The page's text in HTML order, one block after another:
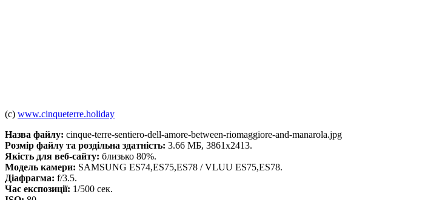
(c) www.cinqueterre.holiday
Назва файлу: cinque-terre-sentiero-dell-amore-between-riomaggiore-and-manarola.jpg
Розмір файлу та роздільна здатність: 3.66 МБ, 3861x2413.
Якість для веб-сайту: близько 80%.
Модель камери: SAMSUNG ES74,ES75,ES78 / VLUU ES75,ES78.
Діафрагма: f/3.5.
Час експозиції: 1/500 сек.